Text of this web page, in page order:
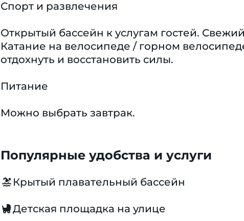
Спорт и развлечения
Открытый бассейн к услугам гостей.
Катание на велосипеде / горном
отдохнуть и восстановить силы.
Питание
Можно выбрать завтрак.
Популярные удобства и услуги
Крытый плавательный бассейн
Детская площадка на улице